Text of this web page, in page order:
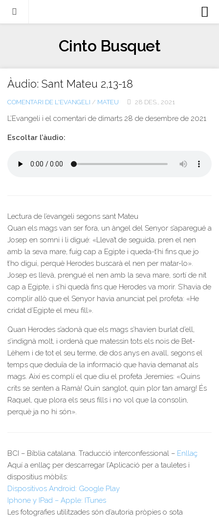
Llibres
Escrits-articles
Notícies
Castellano
Italiano
English
Cinto Busquet
Àudio: Sant Mateu 2,13-18
COMENTARI DE L'EVANGELI / MATEU 28 DES., 2021
L’Evangeli i el comentari de dimarts 28 de desembre de 2021
Escoltar l’àudio:
Lectura de l’evangeli segons sant Mateu
Quan els mags van ser fora, un àngel del Senyor s’aparegué a
Josep en somni i li digué: «Lleva’t de seguida, pren el nen
amb la seva mare, fuig cap a Egipte i queda-t’hi fins que jo
t’ho digui, perquè Herodes buscarà el nen per matar-lo».
Josep es llevà, prengué el nen amb la seva mare, sortí de nit
cap a Egipte, i s’hi quedà fins que Herodes va morir. S’havia de
complir allò que el Senyor havia anunciat pel profeta: «He
cridat d’Egipte el meu fill».
Quan Herodes s’adonà que els mags s’havien burlat d’ell,
s’indignà molt, i ordenà que matessin tots els nois de Bet-
Lèhem i de tot el seu terme, de dos anys en avall, segons el
temps que deduïa de la informació que havia demanat als
mags. Així es complí el que diu el profeta Jeremies: «Quins
crits se senten a Ramà! Quin sanglot, quin plor tan amarg! És
Raquel, que plora els seus fills i no vol que la consolin,
perquè ja no hi són».
BCI – Bíblia catalana. Traducció interconfessional – Enllaç
Aquí a enllaç per descarregar l’Aplicació per a tauletes i
dispositius mòbils:
Dispositivos Android: Google Play
Iphone y IPad – Apple: ITunes
Les fotografies utilitzades són d’autoria pròpies o sota